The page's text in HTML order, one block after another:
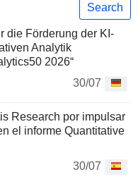
Search
die Förderung der KI-
Analytik
2026“
30/07
Research por impulsar
el informe Quantitative
30/07